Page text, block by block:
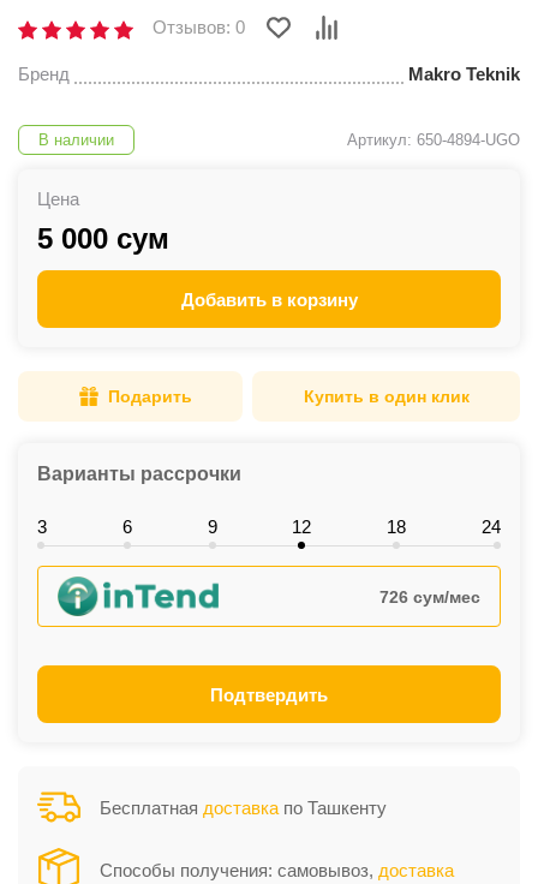
Отзывов: 0
Бренд Makro Teknik
В наличии Артикул: 650-4894-UGO
Цена
5 000 сум
Добавить в корзину
Подарить Купить в один клик
Варианты рассрочки
3 6 9 12 18 24
726 сум/мес
Подтвердить
Бесплатная доставка по Ташкенту
Способы получения: самовывоз, доставка